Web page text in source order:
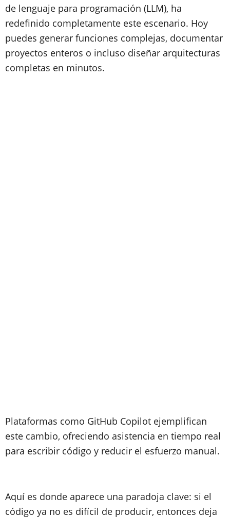
de lenguaje para programación (LLM), ha
redefinido completamente este escenario. Hoy
puedes generar funciones complejas, documentar
proyectos enteros o incluso diseñar arquitecturas
completas en minutos.
Plataformas como GitHub Copilot ejemplifican
este cambio, ofreciendo asistencia en tiempo real
para escribir código y reducir el esfuerzo manual.
Aquí es donde aparece una paradoja clave: si el
código ya no es difícil de producir, entonces deja